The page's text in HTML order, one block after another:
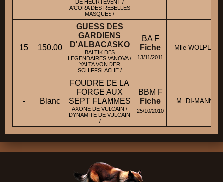
DE HEURTEVENT /
A'CORA DES REBELLES
MASQUES /
15 150.00
GUESS DES
GARDIENS
D'ALBACASKO
BALTIK DES
LEGENDAIRES VANOVA /
YALTA VON DER
SCHIFFSLACHE /
BA F
Fiche
13/11/2011
Mlle WOLPERT
- Blanc
FOUDRE DE LA
FORGE AUX
SEPT FLAMMES
AXONE DE VULCAIN /
DYNAMITE DE VULCAIN
/
BBM F
Fiche
25/10/2010
M. DI-MANNO